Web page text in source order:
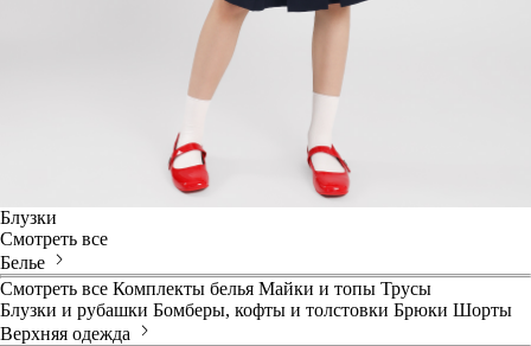
Блузки
Смотреть все
Белье
Смотреть все Комплекты белья Майки и топы Трусы
Блузки и рубашки Бомберы, кофты и толстовки Брюки Шорты
Верхняя одежда